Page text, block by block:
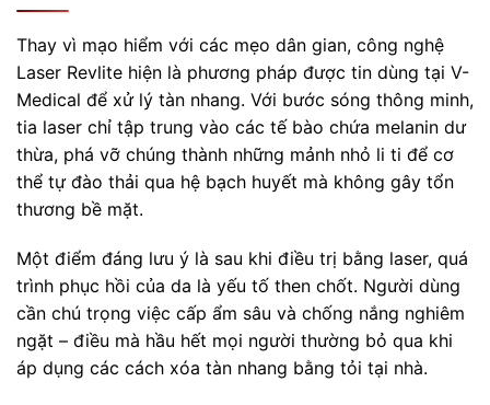
Thay vì mạo hiểm với các mẹo dân gian, công nghệ
Laser Revlite hiện là phương pháp được tin dùng tại V-
Medical để xử lý tàn nhang. Với bước sóng thông minh,
tia laser chỉ tập trung vào các tế bào chứa melanin dư
thừa, phá vỡ chúng thành những mảnh nhỏ li ti để cơ
thể tự đào thải qua hệ bạch huyết mà không gây tổn
thương bề mặt.
Một điểm đáng lưu ý là sau khi điều trị bằng laser, quá
trình phục hồi của da là yếu tố then chốt. Người dùng
cần chú trọng việc cấp ẩm sâu và chống nắng nghiêm
ngặt – điều mà hầu hết mọi người thường bỏ qua khi
áp dụng các cách xóa tàn nhang bằng tỏi tại nhà.